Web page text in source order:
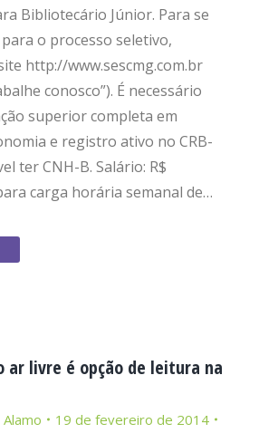
Bibliotecário Júnior. Para se
o processo seletivo,
http://www.sescmg.com.br
conosco”). É necessário
superior completa em
e registro ativo no CRB-
ter CNH-B. Salário: R$
carga horária semanal de…
ar livre é opção de leitura na
Alamo
19 de fevereiro de 2014